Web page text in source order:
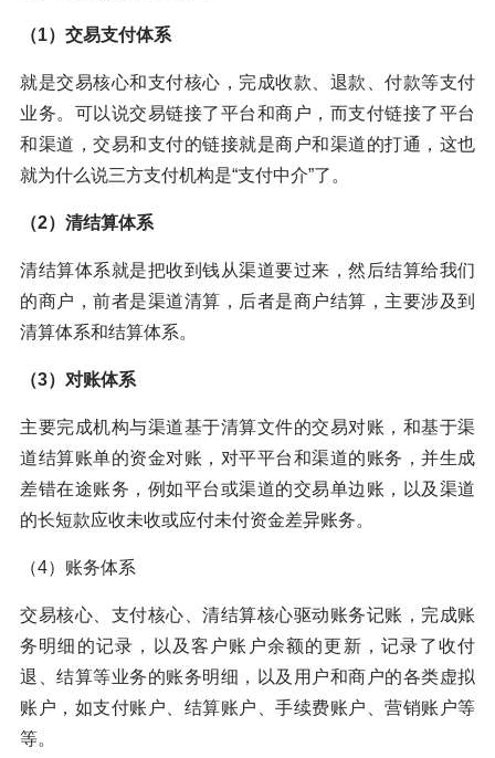
（1）交易支付体系
就是交易核心和支付核心，完成收款、退款、付款等支付
业务。可以说交易链接了平台和商户，而支付链接了平台
和渠道，交易和支付的链接就是商户和渠道的打通，这也
就为什么说三方支付机构是“支付中介”了。
（2）清结算体系
清结算体系就是把收到钱从渠道要过来，然后结算给我们
的商户，前者是渠道清算，后者是商户结算，主要涉及到
清算体系和结算体系。
（3）对账体系
主要完成机构与渠道基于清算文件的交易对账，和基于渠
道结算账单的资金对账，对平平台和渠道的账务，并生成
差错在途账务，例如平台或渠道的交易单边账，以及渠道
的长短款应收未收或应付未付资金差异账务。
（4）账务体系
交易核心、支付核心、清结算核心驱动账务记账，完成账
务明细的记录，以及客户账户余额的更新，记录了收付
退、结算等业务的账务明细，以及用户和商户的各类虚拟
账户，如支付账户、结算账户、手续费账户、营销账户等
等。